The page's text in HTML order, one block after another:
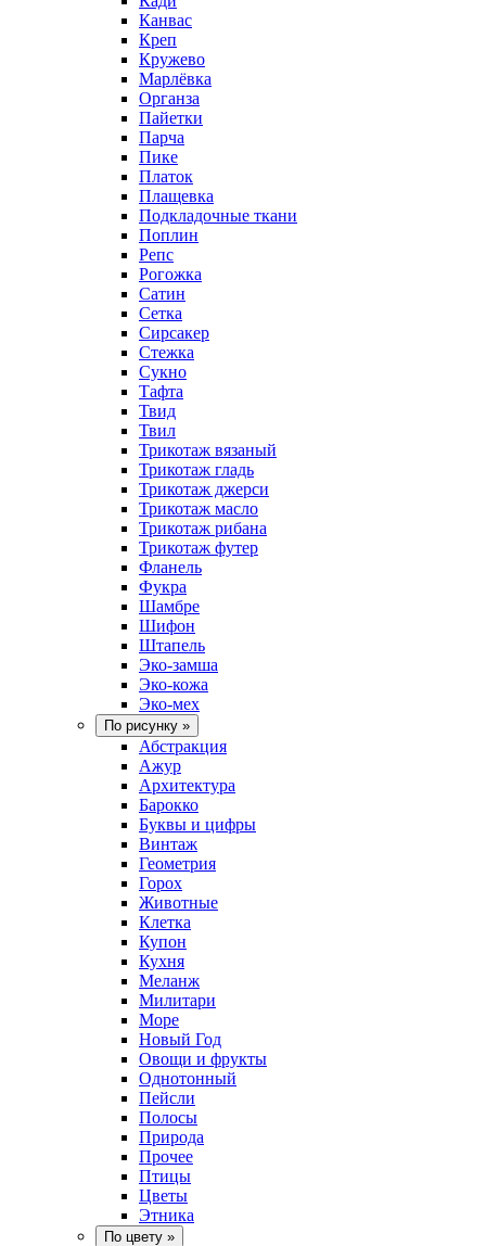
Канвас
Креп
Кружево
Марлёвка
Органза
Пайетки
Парча
Пике
Платок
Плащевка
Подкладочные ткани
Поплин
Репс
Рогожка
Сатин
Сетка
Сирсакер
Стежка
Сукно
Тафта
Твид
Твил
Трикотаж вязаный
Трикотаж гладь
Трикотаж джерси
Трикотаж масло
Трикотаж рибана
Трикотаж футер
Фланель
Фукра
Шамбре
Шифон
Штапель
Эко-замша
Эко-кожа
Эко-мех
По рисунку »
Абстракция
Ажур
Архитектура
Барокко
Буквы и цифры
Винтаж
Геометрия
Горох
Животные
Клетка
Купон
Кухня
Меланж
Милитари
Море
Новый Год
Овощи и фрукты
Однотонный
Пейсли
Полосы
Природа
Прочее
Птицы
Цветы
Этника
По цвету »